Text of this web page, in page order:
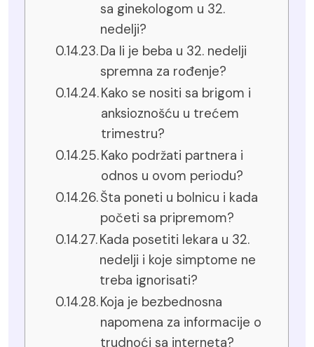
sa ginekologom u 32.
nedelji?
Da li je beba u 32. nedelji
spremna za rođenje?
Kako se nositi sa brigom i
anksioznošću u trećem
trimestru?
Kako podržati partnera i
odnos u ovom periodu?
Šta poneti u bolnicu i kada
početi sa pripremom?
Kada posetiti lekara u 32.
nedelji i koje simptome ne
treba ignorisati?
Koja je bezbednosna
napomena za informacije o
trudnoći sa interneta?